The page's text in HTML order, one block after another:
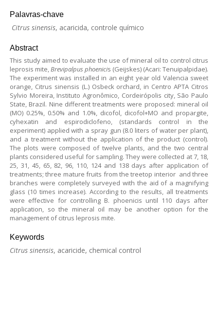
Palavras-chave
Citrus sinensis, acaricida, controle químico
Abstract
This study aimed to evaluate the use of mineral oil to control citrus
leprosis mite,Brevipalpus phoenicis (Geijskes) (Acari: Tenuipalpidae).
The experiment was installed in an eight year old Valencia sweet
orange, Citrus sinensis (L.) Osbeck orchard, in Centro APTA Citros
Sylvio Moreira, Instituto Agronômico, Cordeirópolis city, São Paulo
State, Brazil. Nine different treatments were proposed: mineral oil
(MO) 0.25%, 0.50% and 1.0%, dicofol, dicofol+MO and propargite,
cyhexatin and espirodiclofeno, (standards control in the
experiment) applied with a spray gun (8.0 liters of water per plant),
and a treatment without the application of the product (control).
The plots were composed of twelve plants, and the two central
plants considered useful for sampling. They were collected at 7, 18,
25, 31, 45, 65, 82, 96, 110, 124 and 138 days after application of
treatments; three mature fruits from the treetop interior and three
branches were completely surveyed with the aid of a magnifying
glass (10 times increase). According to the results, all treatments
were effective for controlling B. phoenicis until 110 days after
application, so the mineral oil may be another option for the
management of citrus leprosis mite.
Keywords
Citrus sinensis, acaricide, chemical control